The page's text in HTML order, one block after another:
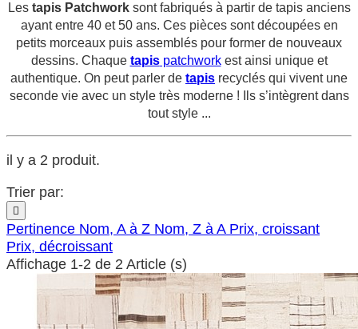
Les tapis Patchworksont fabriqués à partir de tapis anciens
ayant entre 40 et 50 ans. Ces pièces sont découpées en
petits morceaux puis assemblés pour former de nouveaux
dessins. Chaque tapispatchworkest ainsi unique et
authentique. On peut parler de tapis recyclés qui vivent une
seconde vie avec un style très moderne ! Ils s’intègrent dans
tout style ...
il y a 2 produit.
Trier par:

Pertinence Nom, A à Z Nom, Z à A Prix, croissant
Prix, décroissant
Affichage 1-2 de 2 Article (s)